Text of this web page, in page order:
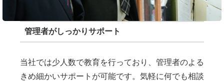
管理者がしっかりサポート
当社では少人数で教育を行っており、管理者のよる
きめ細かいサポートが可能です。気軽に何でも相談